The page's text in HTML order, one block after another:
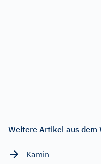
Weitere Artikel aus dem
Kamin